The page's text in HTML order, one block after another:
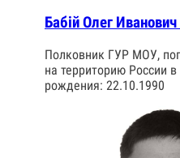
Бабій Олег
Полковник ГУР МОУ,
на территорию России
рождения: 22.10.1990